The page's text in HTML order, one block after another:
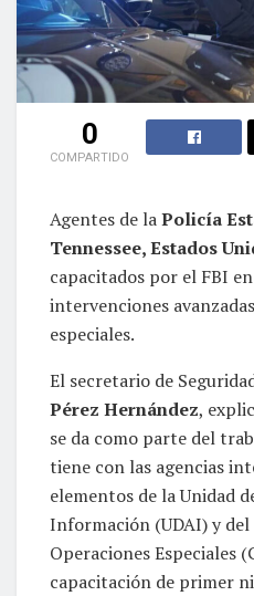
0
COMPARTIDO
Agentes de laPolicía
Tennessee, Estados
capacitados por el FBI
intervenciones
especiales.
El secretario de
Pérez Hernández,
se da como parte del
tiene con las agencias
elementos de la Unidad
Información (UDAI) y del
Operaciones Especiales
capacitación de primer